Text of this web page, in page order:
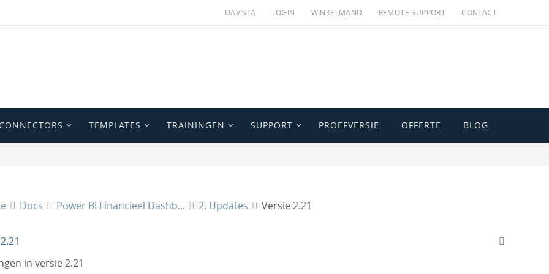
DAVISTA LOGIN WINKELMAND REMOTE SUPPORT CONTACT
TEMPLATES TRAININGEN SUPPORT PROEFVERSIE OFFERTE BLOG
Docs Power BI Financieel Dashb... 2. Updates Versie 2.21
in versie 2.21